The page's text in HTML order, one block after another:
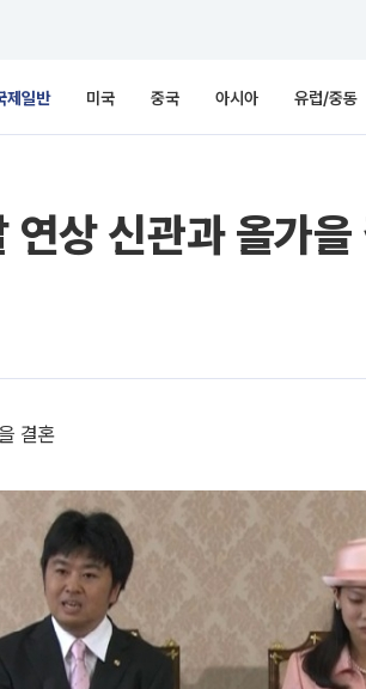
제일반 미국 중국 아시아 유럽/중동
연상 신관과 올가
결혼